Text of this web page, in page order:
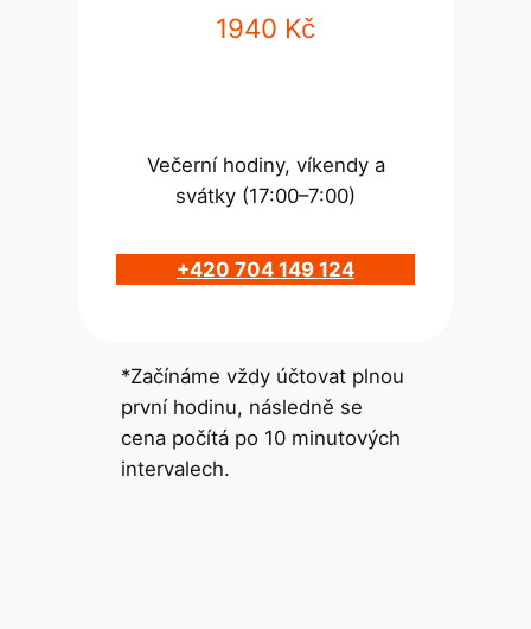
1940 Kč
Večerní hodiny, víkendy a
svátky (17:00–7:00)
+420 704 149 124
*Začínáme vždy účtovat plnou
první hodinu, následně se
cena počítá po 10 minutových
intervalech.